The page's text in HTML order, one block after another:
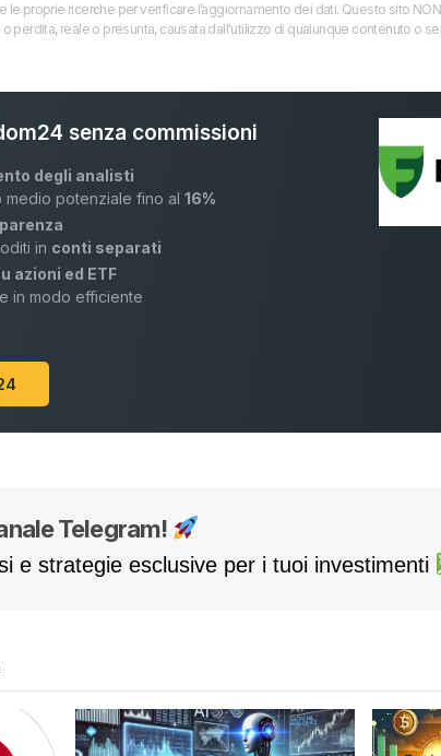
le proprie ricerche per verificare l’aggiornamento dei dati. Questo sito
perdita, reale o presunta, causata dall'utilizzo di qualunque contenuto o
senza commissioni
degli analisti
medio potenziale fino al16%
in conti separati
azioni ed ETF
in modo efficiente
Telegram!
e strategie esclusive per i tuoi investimenti